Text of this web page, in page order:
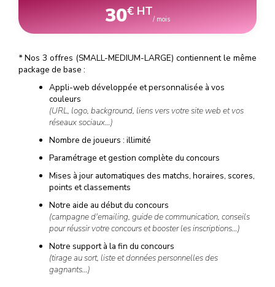
30€ HT
/ mois
*Nos 3 offres (SMALL-MEDIUM-LARGE) contiennent le même
package de base :
Appli-web développée et personnalisée à vos
couleurs
(URL, logo, background, liens vers votre site web et vos
réseaux sociaux…)
Nombre de joueurs : illimité
Paramétrage et gestion complète du concours
Mises à jour automatiques des matchs, horaires, scores,
points et classements
Notre aide au début du concours
(campagne d'emailing, guide de communication, conseils
pour réussir votre concours et booster les inscriptions…)
Notre support à la fin du concours
(tirage au sort, liste et données personnelles des
gagnants…)